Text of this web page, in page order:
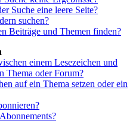
Suche eine leere Seite?
suchen?
Beiträge und Themen finden?
einem Lesezeichen und
Thema oder Forum?
auf ein Thema setzen oder ein